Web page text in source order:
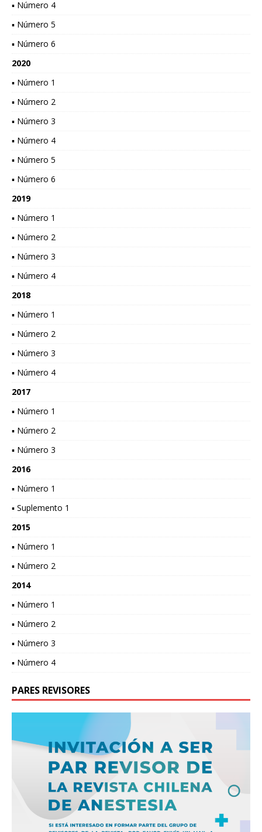
▪ Número 4
▪ Número 5
▪ Número 6
2020
▪ Número 1
▪ Número 2
▪ Número 3
▪ Número 4
▪ Número 5
▪ Número 6
2019
▪ Número 1
▪ Número 2
▪ Número 3
▪ Número 4
2018
▪ Número 1
▪ Número 2
▪ Número 3
▪ Número 4
2017
▪ Número 1
▪ Número 2
▪ Número 3
2016
▪ Número 1
▪ Suplemento 1
2015
▪ Número 1
▪ Número 2
2014
▪ Número 1
▪ Número 2
▪ Número 3
▪ Número 4
PARES REVISORES